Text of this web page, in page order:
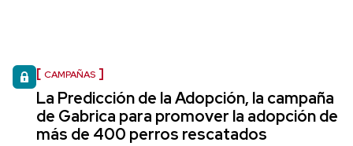
CAMPAÑAS
La Predicción de la Adopción, la campaña
de Gabrica para promover la adopción de
más de 400 perros rescatados